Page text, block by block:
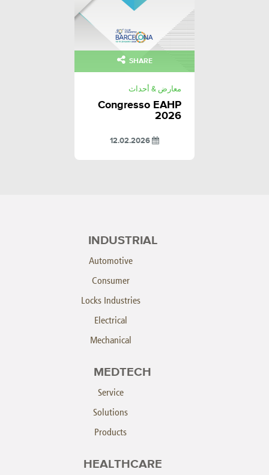
SHARE
معارض & أحداث
Congresso EAHP
2026
INDUSTRIAL
Automotive
Consumer
Locks Industries
Electrical
Mechanical
MEDTECH
Service
Solutions
Products
HEALTHCARE